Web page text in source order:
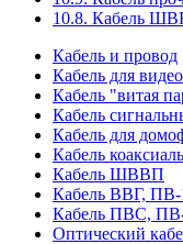
10.8. Кабель
Кабель и провод
Кабель для
Кабель "витая
Кабель
Кабель для
Кабель
Кабель ШВВП
Кабель ВВГ, ПВ-
Кабель ПВС,
Оптический